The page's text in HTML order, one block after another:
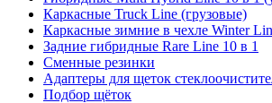
Каркасные Truck Line (грузовые)
Каркасные зимние в чехле Winter
Задние гибридные Rare Line 10 в 1
Сменные резинки
Адаптеры для щеток
Подбор щёток